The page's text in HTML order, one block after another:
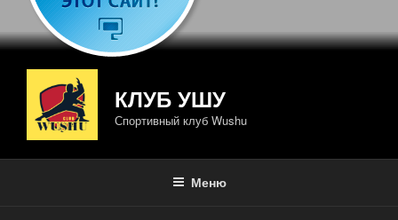
КЛУБ УШУ
Спортивный клуб Wushu
Меню